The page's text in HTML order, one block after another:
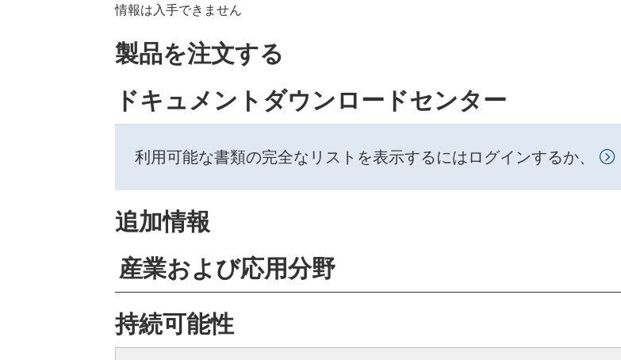
情報は入手できません
製品を注文する
ドキュメントダウンロードセンター
利用可能な書類の完全なリストを表示するにはログインするか、
追加情報
産業および応用分野
持続可能性